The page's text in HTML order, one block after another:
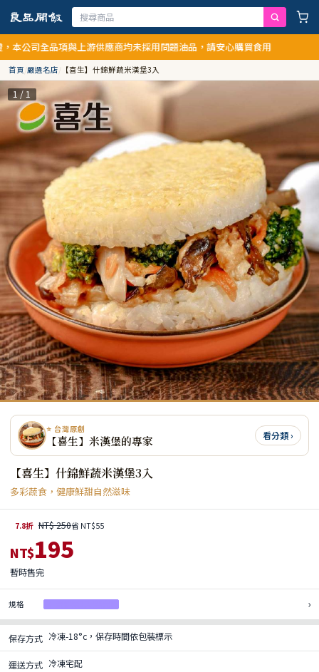
全品項與上游供應商均未採用問題油品，請安心購買食用
首頁/嚴選名店/ 【喜生】什錦鮮蔬米漢堡3入
1 / 1
⭐ 台灣原創
【喜生】米漢堡的專家 看分類 ›
【喜生】什錦鮮蔬米漢堡3入
多彩蔬食，健康鮮甜自然滋味
7.8折 NT$ 250省 NT$55
NT$195
暫時售完
規格 ›
保存方式 冷凍-18°c，保存時間依包裝標示
運送方式 冷凍宅配